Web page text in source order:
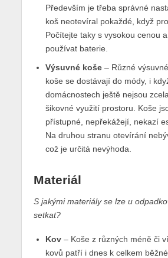
Především je třeba správné
koš neotevíral pokaždé, když
Počítejte taky s vysokou cenou
používat baterie.
Výsuvné koše– Různé
koše se dostávají do módy, i
domácnostech ještě nejsou
šikovné využití prostoru. Koše
přístupné, nepřekážejí, nekazí
Na druhou stranu otevírání
což je určitá nevýhoda.
Materiál
S jakými materiály se lze u
setkat?
Kov– Koše z různých méně či
kovů patří i dnes k celkem